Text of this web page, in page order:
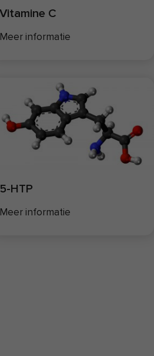
Vitamine C
Meer informatie
5-HTP
Meer informatie